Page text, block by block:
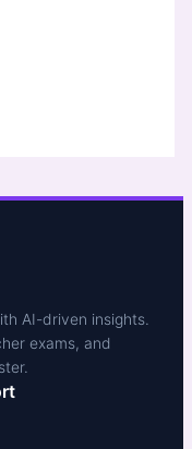
AI-driven insights.
exams, and